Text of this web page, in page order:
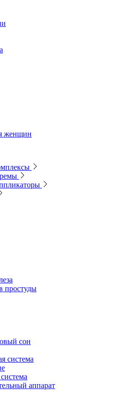
женщин
простуды
сон
система
аппарат